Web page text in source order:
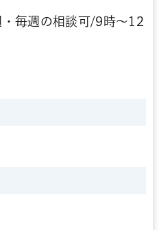
・毎週の相談可/9時～12